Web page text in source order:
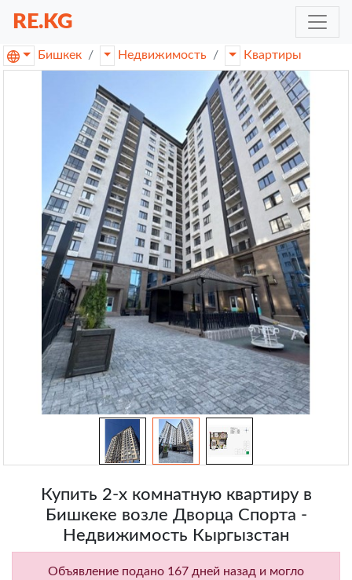
RE.KG
Бишкек Недвижимость Квартиры
Купить 2-х комнатную квартиру в
Бишкеке возле Дворца Спорта -
Недвижимость Кыргызстан
Объявление подано 167 дней назад и могло